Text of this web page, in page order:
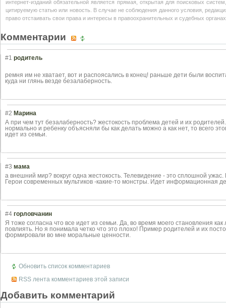
интернет-изданий обязательной является прямая, открытая для поисковых
цитируемую статью или новость. В случае не соблюдения данного условия,
право отстаивать свои права и интересы в правоохранительных и судебных
Комментарии
#1 родитель
ремня им не хватает, вот и распоясались в конец! раньше дети были
куда ни глянь везде безалаберность.
#2 Марина
А при чем тут безалаберность? жестокость проблема детей и их
нормально и ребенку объясняли бы как делать можно а как нет, то всего
идет из семьи.
#3 мама
а внешний мир? вокруг одна жестокость. Телевидение - это сплошной
Герои современных мультиков -какие-то монстры. Идет информационная
#4 горловчанин
Я тоже согласна что все идет из семьи. Да, во время моего становления
повлиять. Но я понимала четко что это плохо! Пример родителей и их
формировали во мне моральные ценности.
Обновить список комментариев
RSS лента комментариев этой записи
Добавить комментарий